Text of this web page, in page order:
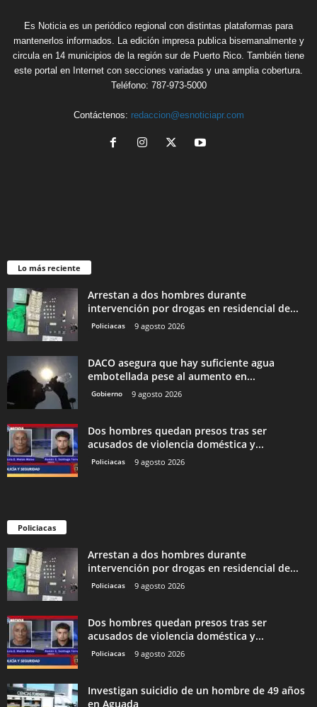
Es Noticia es un periódico regional con distintas plataformas para
mantenerlos informados. La edición impresa publica bisemanalmente y
circula en 14 municipios de la región sur de Puerto Rico. También tiene
este portal en Internet con secciones variadas y una amplia cobertura.
Teléfono: 787-973-5000
Contáctenos: redaccion@esnoticiapr.com
Lo más reciente
Arrestan a dos hombres durante
intervención por drogas en residencial de...
Policiacas 9 agosto 2026
DACO asegura que hay suficiente agua
embotellada pese al aumento en...
Gobierno 9 agosto 2026
Dos hombres quedan presos tras ser
acusados de violencia doméstica y...
Policiacas 9 agosto 2026
Policiacas
Arrestan a dos hombres durante
intervención por drogas en residencial de...
Policiacas 9 agosto 2026
Dos hombres quedan presos tras ser
acusados de violencia doméstica y...
Policiacas 9 agosto 2026
Investigan suicidio de un hombre de 49 años
en Aguada